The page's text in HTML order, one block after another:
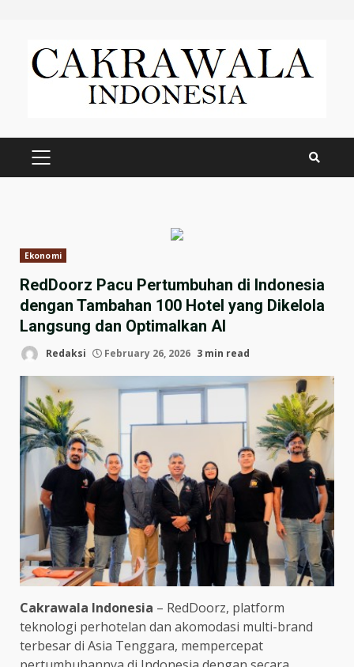
content
PRIMARY
Ekonomi
RedDoorz Pacu Pertumbuhan di Indonesia
dengan Tambahan 100 Hotel yang Dikelola
Langsung dan Optimalkan AI
Redaksi February 26, 2026 3 min read
Cakrawala Indonesia – RedDoorz, platform
teknologi perhotelan dan akomodasi multi-brand
terbesar di Asia Tenggara, mempercepat